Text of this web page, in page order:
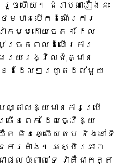
ចហើយ។ ដរាបណារឿងនេះ
មបានបើកដំណើរការ
កម្មដោយចេតនា ដែល
ច្រកពេលដំណើរការ
រយៈរង្វិលជុំគ្មាន
នដដែលៗរហូតដល់មួយ
ណ្តាលឱ្យមានការប្រើ
ើនពេក ដែលធ្វើឱ្យ
មិនឆ្លើយតប និងនៅទី
ារគាំង។ អស្ថិរភាព
ផលប៉ះពាល់ទេ វាគឺជាកត្តា